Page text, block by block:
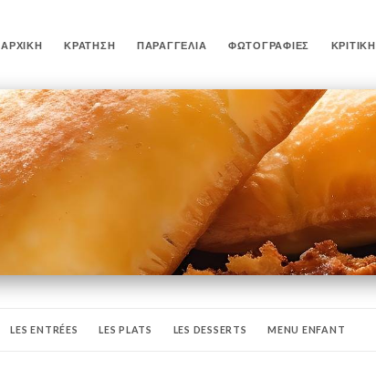
ΑΡΧΙΚΉ ΚΡΆΤΗΣΗ ΠΑΡΑΓΓΕΛΊΑ ΦΩΤΟΓΡΑΦΊΕΣ ΚΡΙΤΙΚΉ
LES ENTRÉES LES PLATS LES DESSERTS MENU ENFANT